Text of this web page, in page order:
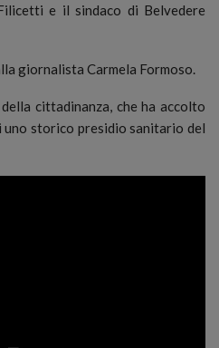
e il sindaco di Belvedere
giornalista Carmela Formoso.
cittadinanza, che ha accolto
storico presidio sanitario del